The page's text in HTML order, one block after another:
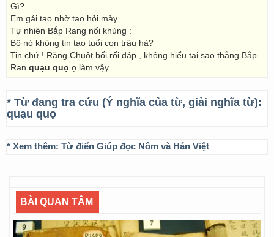
Gì?
Em gái tao nhờ tao hỏi mày...
Tự nhiên Bắp Rang nổi khùng :
Bộ nó không tin tao tuổi con trâu hả?
Tin chứ ! Răng Chuột bối rối đáp , không hiểu tại sao thằng Bắp
Ran quạu quọ ọ làm vậy.
* Từ đang tra cứu (Ý nghĩa của từ, giải nghĩa từ):
quạu quọ
* Xem thêm: Từ điển Giúp đọc Nôm và Hán Việt
BÀI QUAN TÂM